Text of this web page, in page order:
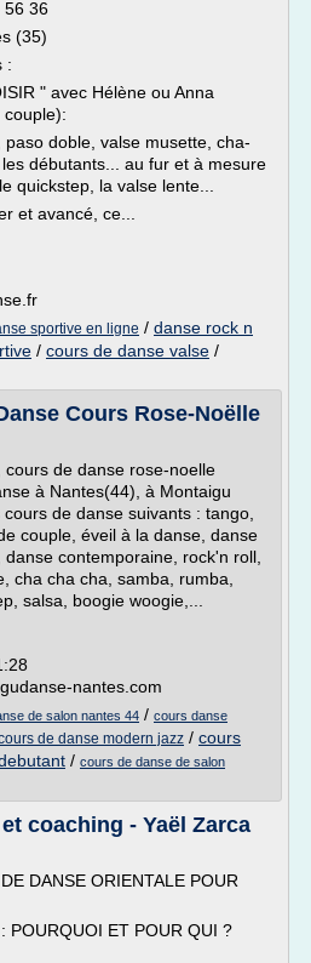
56 36
(35)
:
" avec Hélène ou Anna
doble, valse musette, cha-
débutants... au fur et à mesure
quickstep, la valse lente...
et avancé, ce...
sportive en ligne / danse rock n
/ cours de danse valse /
Cours Rose-Noëlle
de danse rose-noelle
à Nantes(44), à Montaigu
de danse suivants : tango,
couple, éveil à la danse, danse
contemporaine, rock'n roll,
cha cha cha, samba, rumba,
salsa, boogie woogie,...
nantes.com
de salon nantes 44 / cours danse
de danse modern jazz / cours
/ cours de danse de salon
coaching - Yaël Zarca
DANSE ORIENTALE POUR
POURQUOI ET POUR QUI ?